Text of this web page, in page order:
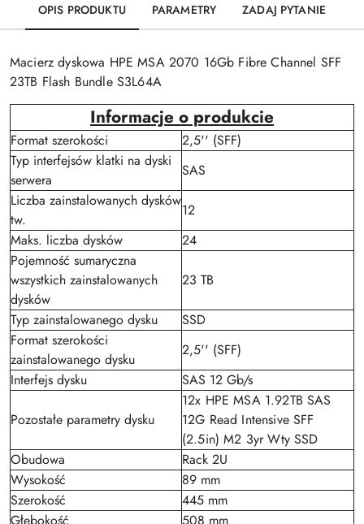
OPIS PRODUKTU PARAMETRY ZADAJ PYTANIE
Macierz dyskowa HPE MSA 2070 16Gb Fibre Channel SFF
23TB Flash Bundle S3L64A
Informacje o produkcie
Format szerokości
2,5'' (SFF)
Typ interfejsów klatki na dyski
serwera
SAS
Liczba zainstalowanych dysków
tw.
12
Maks. liczba dysków
24
Pojemność sumaryczna
wszystkich zainstalowanych
dysków
23 TB
Typ zainstalowanego dysku
SSD
Format szerokości
zainstalowanego dysku
2,5'' (SFF)
Interfejs dysku
SAS 12 Gb/s
Pozostałe parametry dysku
12x HPE MSA 1.92TB SAS
12G Read Intensive SFF
(2.5in) M2 3yr Wty SSD
Obudowa
Rack 2U
Wysokość
89 mm
Szerokość
445 mm
Głębokość
508 mm